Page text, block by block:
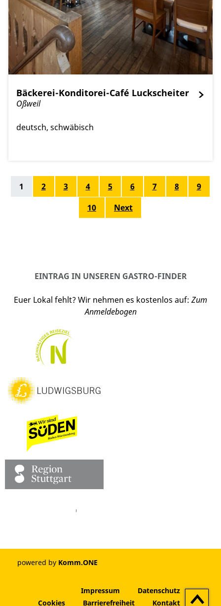
Bäckerei-Konditorei-Café Luckscheiter
Oßweil
deutsch schwäbisch
1 2 3 4 5 6 7 8
9
10
Next
EINTRAG IN UNSEREN GASTRO-FINDER
Euer Lokal fehlt? Wir nehmen es kostenlos auf: Zum
Anmeldebogen
Youtube
powered by Komm.ONE
Impressum
Datenschutz
Cookies
Barrierefreiheit Kontakt
Zum